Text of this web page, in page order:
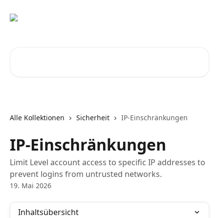
Alle Kollektionen Sicherheit IP-Einschränkungen
IP-Einschränkungen
Limit Level account access to specific IP addresses to
prevent logins from untrusted networks.
19. Mai 2026
Inhaltsübersicht